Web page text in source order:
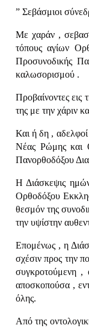
” Σεβάσμιοι
Με χαράν ,
τόπους αγίων
Προσυνοδικής
καλωσορισμού .
Προβαίνοντες
της με την χάριν
Και ή δη ,
Νέας Ρώμης και
Πανορθοδόξου
Η Διάσκεψις
Ορθοδόξου
θεσμόν της
την υψίστην
Επομένως , η
σχέσιν προς την
συγκροτούμενη ,
αποσκοπούσα ,
όλης.
Από της